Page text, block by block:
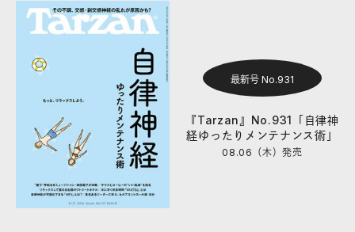
最新号 No.931
『Tarzan』No.931「自律神
経ゆったりメンテナンス術」
08.06（木）発売